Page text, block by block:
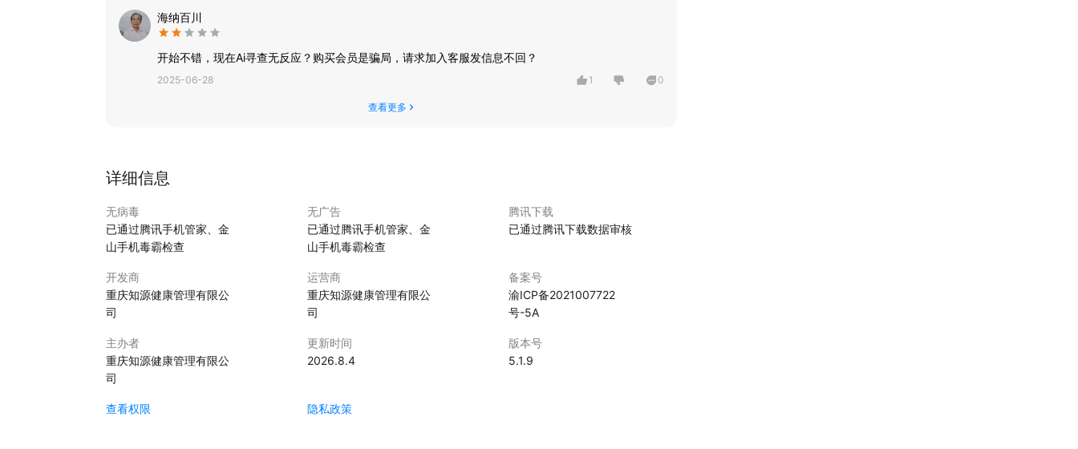
海纳百川
开始不错，现在Ai寻查无反应？购买会员是骗局，请求加入客服发信息不回？
2025-06-28 1 0
查看更多
详细信息
无病毒
已通过腾讯手机管家、金
山手机毒霸检查
无广告
已通过腾讯手机管家、金
山手机毒霸检查
腾讯下载
已通过腾讯下载数据审核
开发商
重庆知源健康管理有限公
司
运营商
重庆知源健康管理有限公
司
备案号
渝ICP备2021007722
号-5A
主办者
重庆知源健康管理有限公
司
更新时间
2026.8.4
版本号
5.1.9
查看权限 隐私政策